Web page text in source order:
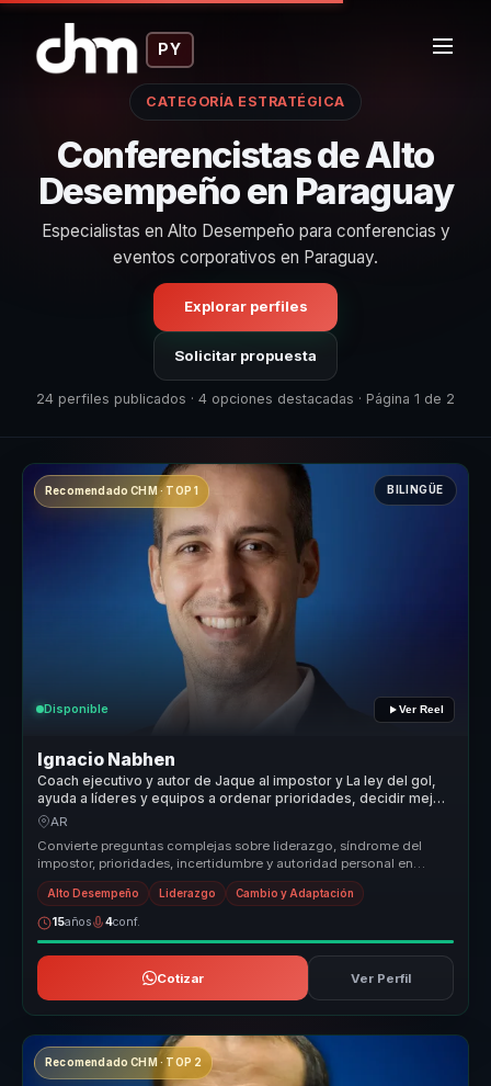
PY
CATEGORÍA ESTRATÉGICA
Conferencistas de Alto
Desempeño en Paraguay
Especialistas en Alto Desempeño para conferencias y
eventos corporativos en Paraguay.
Explorar perfiles
Solicitar propuesta
24 perfiles publicados · 4 opciones destacadas · Página 1 de 2
Recomendado CHM · TOP 1 BILINGÜE
Disponible Ver Reel
Ignacio Nabhen
Coach ejecutivo y autor de Jaque al impostor y La ley del gol,
ayuda a líderes y equipos a ordenar prioridades, decidir mejor
y avanzar con claridad en contextos inciertos.
AR
Convierte preguntas complejas sobre liderazgo, síndrome del
impostor, prioridades, incertidumbre y autoridad personal en
conversaciones c...
Alto Desempeño Liderazgo Cambio y Adaptación
15años 4conf.
Cotizar Ver Perfil
Recomendado CHM · TOP 2